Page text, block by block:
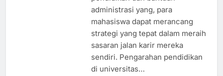
administrasi yang, para
mahasiswa dapat merancang
strategi yang tepat dalam meraih
sasaran jalan karir mereka
sendiri. Pengarahan pendidikan
di universitas…